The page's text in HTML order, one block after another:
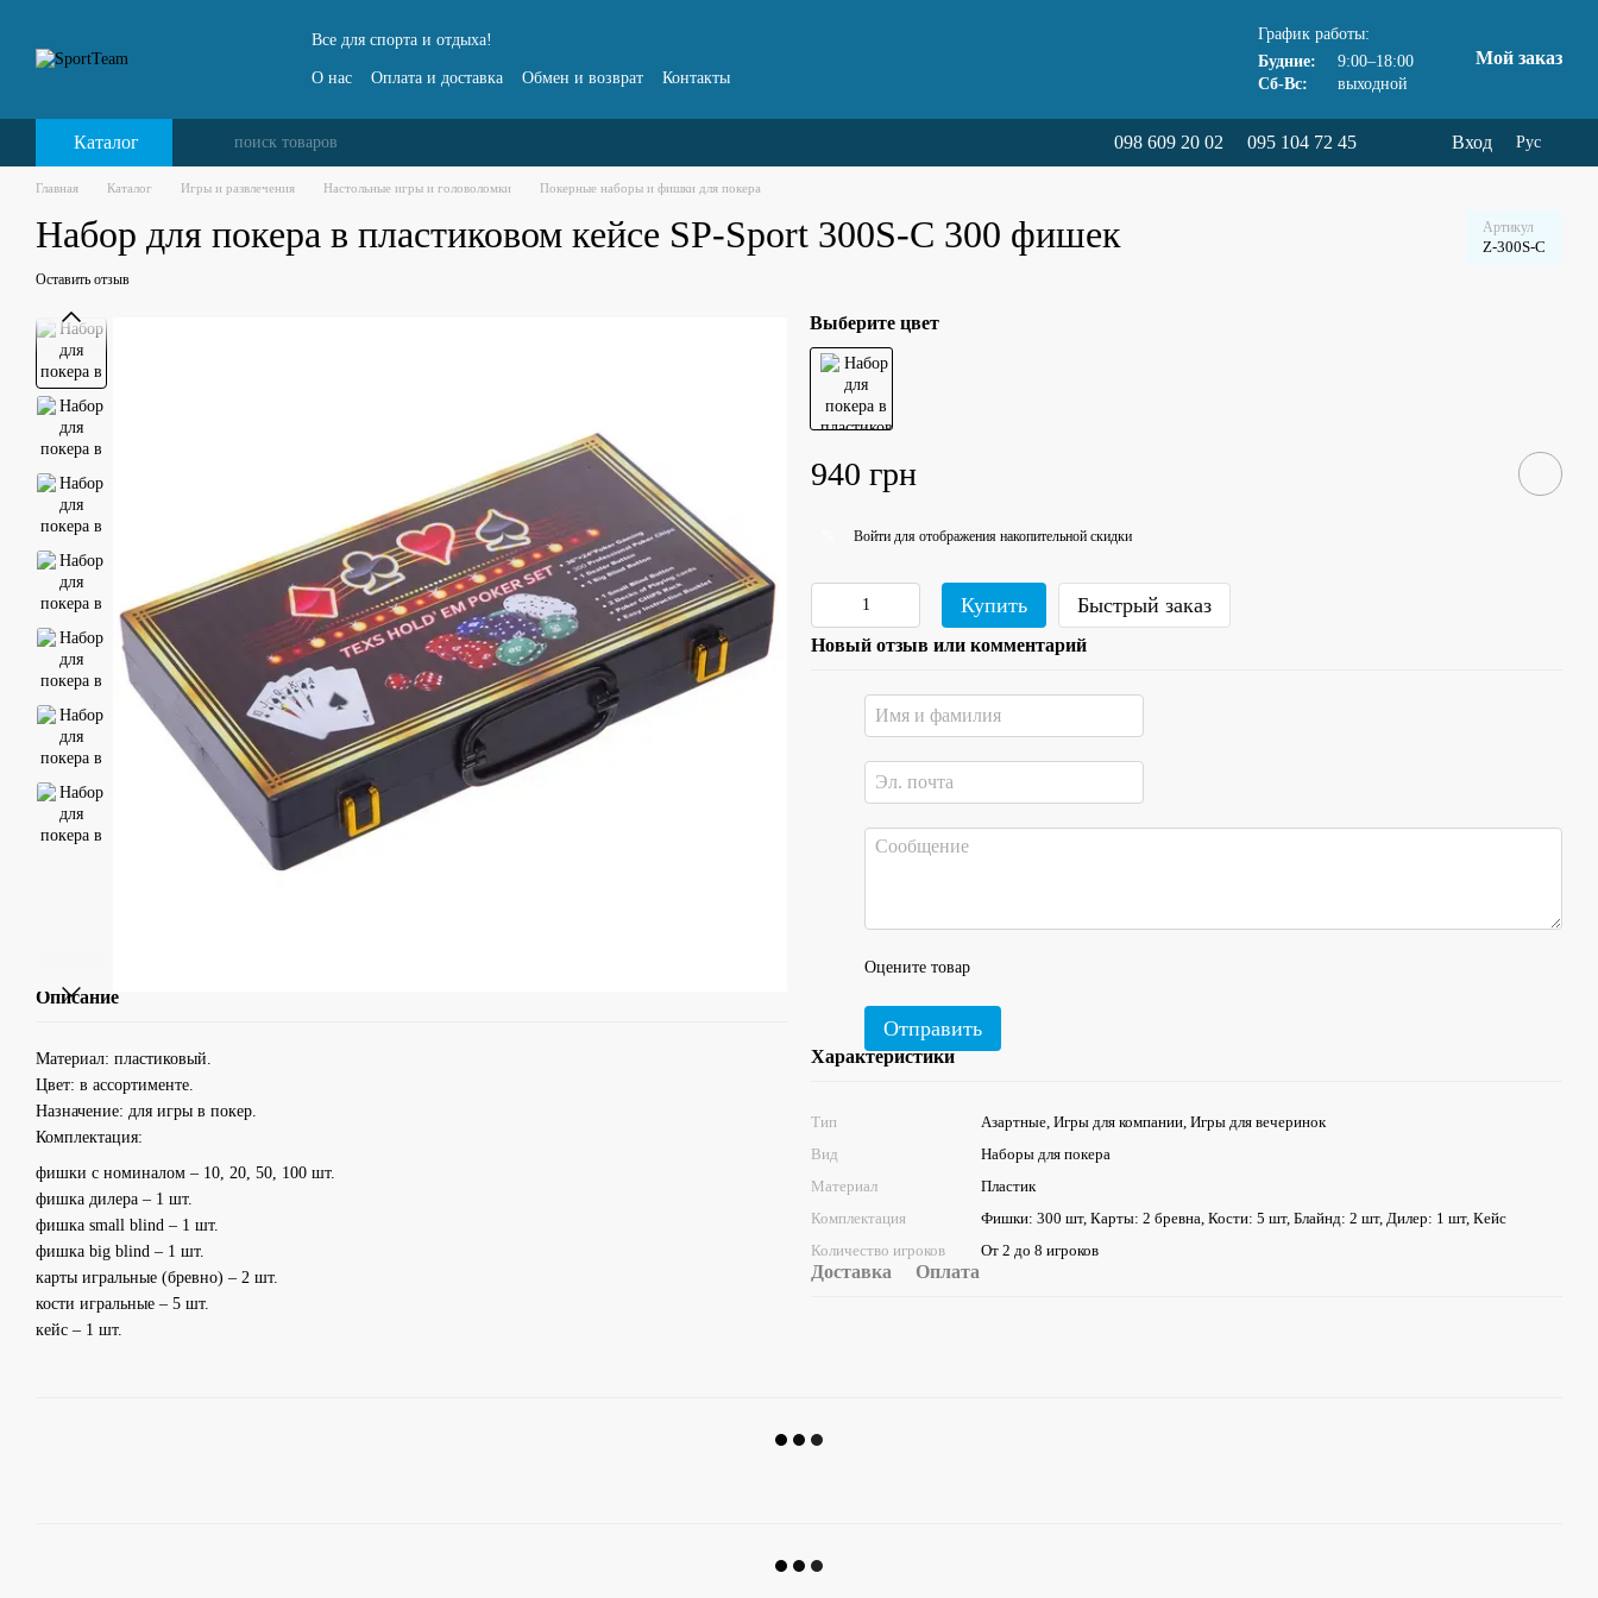
Все для спорта и отдыха!
О нас Оплата и доставка Обмен и возврат Контакты
График работы:
Будние:
9:00–18:00
Сб-Вс:
выходной
Мой заказ
Каталог 098 609 20 02 095 104 72 45 Вход Рус
Главная Каталог Игры и развлечения Настольные игры и головоломки Покерные наборы и фишки для покера
Набор для покера в пластиковом кейсе SP-Sport 300S-C 300 фишек Артикул
Z-300S-C
Оставить отзыв
Описание
Материал: пластиковый.
Цвет: в ассортименте.
Назначение: для игры в покер.
Комплектация:
фишки с номиналом – 10, 20, 50, 100 шт.
фишка дилера – 1 шт.
фишка small blind – 1 шт.
фишка big blind – 1 шт.
карты игральные (бревно) – 2 шт.
кости игральные – 5 шт.
кейс – 1 шт.
Выберите цвет
940 грн
Войти для отображения накопительной скидки
Купить Быстрый заказ
Новый отзыв или комментарий
Оцените товар
Отправить
Характеристики
Тип
Азартные, Игры для компании, Игры для вечеринок
Вид
Наборы для покера
Материал
Пластик
Комплектация
Фишки: 300 шт, Карты: 2 бревна, Кости: 5 шт, Блайнд: 2 шт, Дилер: 1 шт, Кейс
Количество игроков
От 2 до 8 игроков
Доставка Оплата